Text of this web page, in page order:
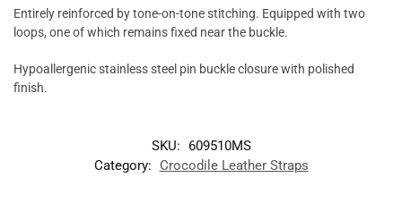
Entirely reinforced by tone-on-tone stitching. Equipped with two
loops, one of which remains fixed near the buckle.
Hypoallergenic stainless steel pin buckle closure with polished
finish.
SKU:
609510MS
Category:
Crocodile Leather Straps